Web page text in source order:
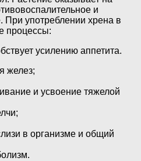
и
При употреблении хрена в
процессы:
усилению аппетита.
желез;
и усвоение тяжелой
в организме и общий